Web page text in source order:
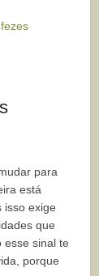
para
está
isso exige
que
esse sinal te
porque